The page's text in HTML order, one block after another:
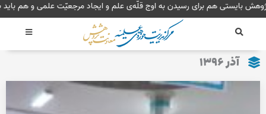
پرش
به
پژوهش بایستی هم برای رسیدن به اوج قلّه‌ی علم و ایجاد مرجعیّت علمی و
آذر ۱۳۹۶